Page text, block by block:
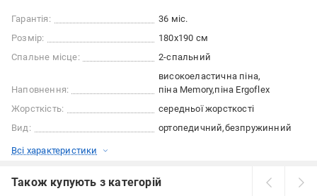
Гарантія:
36 міс.
Розмір:
180x190 см
Спальне місце:
2-спальний
Наповнення:
високоеластична піна
піна Memory піна Ergoflex
Жорсткість:
середньої жорсткості
Вид:
ортопедичний безпружинний
Всі характеристики
Також купують з категорій